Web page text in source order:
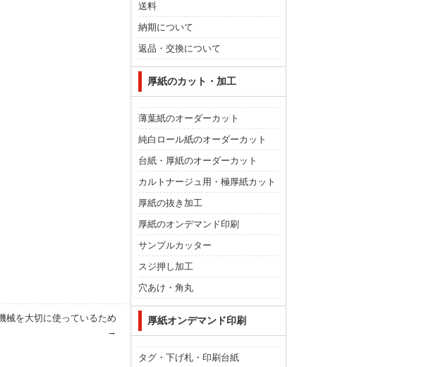
を大切に使っているため
→
送料
納期について
返品・交換について
厚紙のカット・加工
薄葉紙のオーダーカット
純白ロール紙のオーダーカット
台紙・厚紙のオーダーカット
カルトナージュ用・極厚紙カット
厚紙の抜き加工
厚紙のオンデマンド印刷
サンプルカッター
スジ押し加工
穴あけ・角丸
厚紙オンデマンド印刷
タグ・下げ札・印刷台紙